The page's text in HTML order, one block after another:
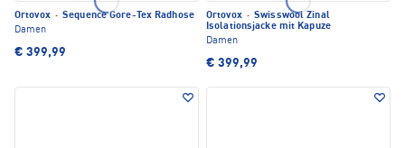
Ortovox · Sequence Gore-Tex Radhose
Damen
€ 399,99
Ortovox · Swisswool Zinal
Isolationsjacke mit Kapuze
Damen
€ 399,99